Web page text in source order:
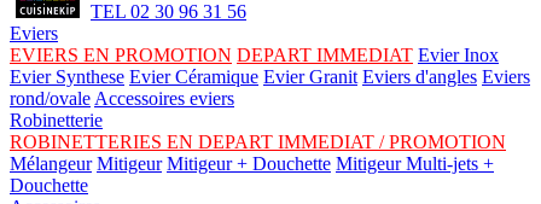
TEL 02 30 96 31 56
Eviers
EVIERS EN PROMOTION DEPART IMMEDIAT Evier Inox
Evier Synthese Evier Céramique Evier Granit Eviers d'angles Eviers
rond/ovale Accessoires eviers
Robinetterie
ROBINETTERIES EN DEPART IMMEDIAT / PROMOTION
Mélangeur Mitigeur Mitigeur + Douchette Mitigeur Multi-jets +
Douchette